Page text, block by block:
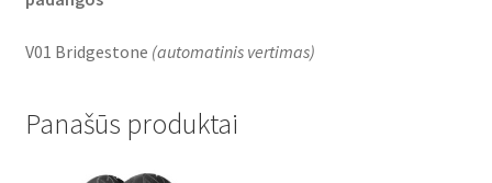
V01 Bridgestone (automatinis vertimas)
Panašūs produktai